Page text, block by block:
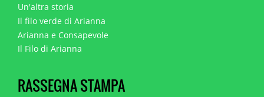
Un'altra storia
Il filo verde di Arianna
Arianna e Consapevole
Il Filo di Arianna
RASSEGNA STAMPA